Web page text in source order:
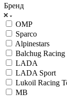
Бренд
OMP
Sparco
Alpinestars
Balchug Racing
LADA
LADA Sport
Lukoil Racing
MB